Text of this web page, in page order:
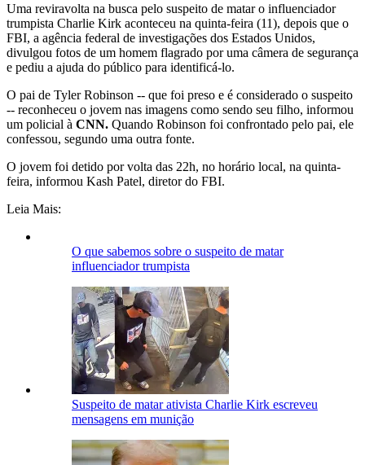
Uma reviravolta na busca pelo suspeito de matar o influenciador
trumpista Charlie Kirk aconteceu na quinta-feira (11), depois que o
FBI, a agência federal de investigações dos Estados Unidos,
divulgou fotos de um homem flagrado por uma câmera de segurança
e pediu a ajuda do público para identificá-lo.
O pai de Tyler Robinson -- que foi preso e é considerado o suspeito
-- reconheceu o jovem nas imagens como sendo seu filho, informou
um policial à CNN. Quando Robinson foi confrontado pelo pai, ele
confessou, segundo uma outra fonte.
O jovem foi detido por volta das 22h, no horário local, na quinta-
feira, informou Kash Patel, diretor do FBI.
Leia Mais:
O que sabemos sobre o suspeito de matar
influenciador trumpista
Suspeito de matar ativista Charlie Kirk escreveu
mensagens em munição